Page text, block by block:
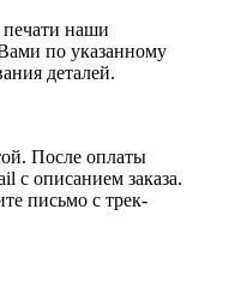
печати наши
по указанному
деталей.
После оплаты
с описанием заказа.
письмо с трек-